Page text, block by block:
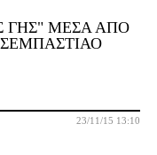
ΓΗΣ" ΜΈΣΑ ΑΠΌ
23/11/15 13:10